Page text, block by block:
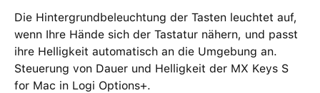
Die Hintergrundbeleuchtung der Tasten leuchtet auf,
wenn Ihre Hände sich der Tastatur nähern, und passt
ihre Helligkeit automatisch an die Umgebung an.
Steuerung von Dauer und Helligkeit der MX Keys S
for Mac in Logi Options+.